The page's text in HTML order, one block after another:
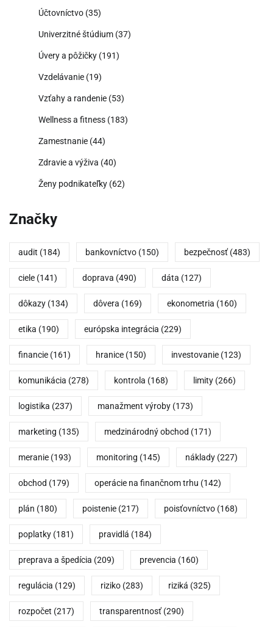
Účtovníctvo (35)
Univerzitné štúdium (37)
Úvery a pôžičky (191)
Vzdelávanie (19)
Vzťahy a randenie (53)
Wellness a fitness (183)
Zamestnanie (44)
Zdravie a výživa (40)
Ženy podnikateľky (62)
Značky
audit (184) bankovníctvo (150) bezpečnosť (483)
ciele (141) doprava (490) dáta (127)
dôkazy (134) dôvera (169) ekonometria (160)
etika (190) európska integrácia (229)
financie (161) hranice (150) investovanie (123)
komunikácia (278) kontrola (168) limity (266)
logistika (237) manažment výroby (173)
marketing (135) medzinárodný obchod (171)
meranie (193) monitoring (145) náklady (227)
obchod (179) operácie na finančnom trhu (142)
plán (180) poistenie (217) poisťovníctvo (168)
poplatky (181) pravidlá (184)
preprava a špedícia (209) prevencia (160)
regulácia (129) riziko (283) riziká (325)
rozpočet (217) transparentnosť (290)